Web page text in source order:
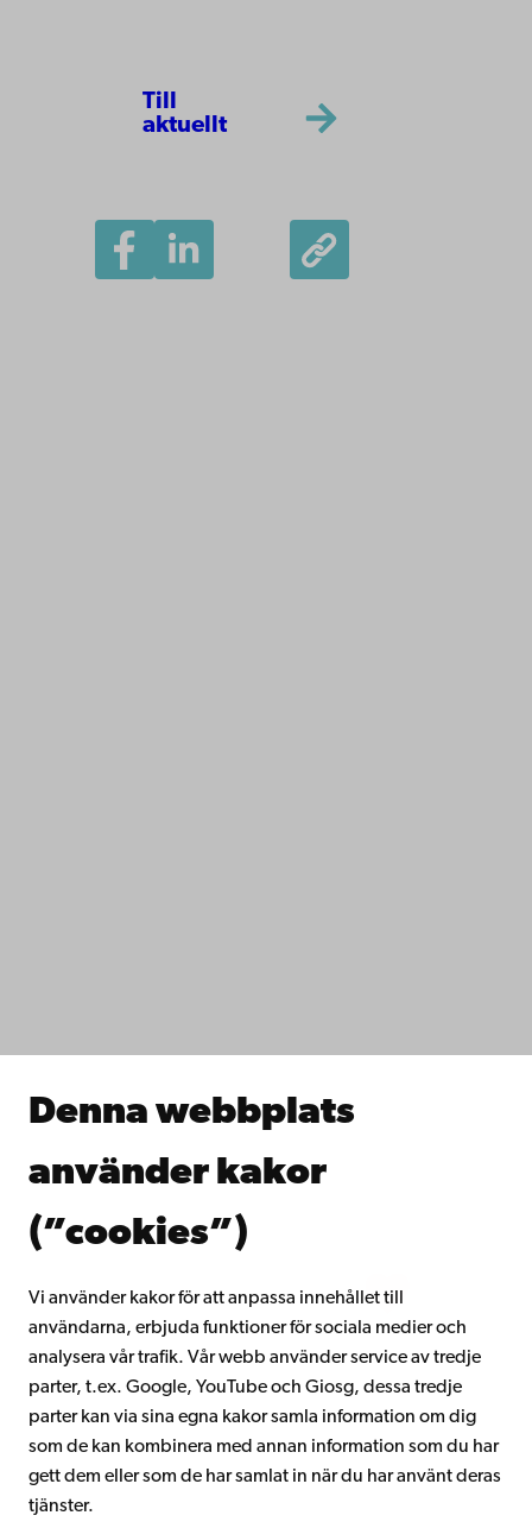
Denna webbplats
använder kakor
(”cookies”)
Vi använder kakor för att anpassa innehållet till
användarna, erbjuda funktioner för sociala medier och
analysera vår trafik. Vår webb använder service av tredje
parter, t.ex. Google, YouTube och Giosg, dessa tredje
parter kan via sina egna kakor samla information om dig
som de kan kombinera med annan information som du har
gett dem eller som de har samlat in när du har använt deras
tjänster.
Till
aktuellt
Samarbeta med oss
Kontinuerligt lärande
Gå med i Åbo Akademis alumnnätverk
Intranätet
Facebook InstagramYouTube LinkedIn Blog Snapchat